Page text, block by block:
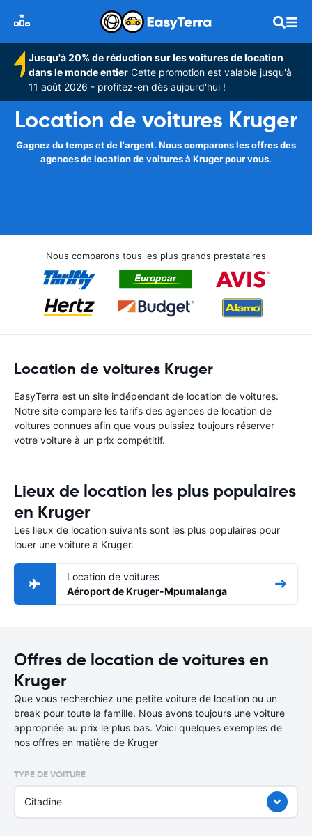
Jusqu'à 20% de réduction sur les voitures de location
dans le monde entier Cette promotion est valable jusqu'à
11 août 2026 - profitez-en dès aujourd'hui !
Location de voitures Kruger
Gagnez du temps et de l'argent. Nous comparons les offres des
agences de location de voitures à Kruger pour vous.
Nous comparons tous les plus grands prestataires
Location de voitures Kruger
EasyTerra est un site indépendant de location de voitures.
Notre site compare les tarifs des agences de location de
voitures connues afin que vous puissiez toujours réserver
votre voiture à un prix compétitif.
Lieux de location les plus populaires
en Kruger
Les lieux de location suivants sont les plus populaires pour
louer une voiture à Kruger.
Location de voitures
Aéroport de Kruger-Mpumalanga
Offres de location de voitures en
Kruger
Que vous recherchiez une petite voiture de location ou un
break pour toute la famille. Nous avons toujours une voiture
appropriée au prix le plus bas. Voici quelques exemples de
nos offres en matière de Kruger
TYPE DE VOITURE
Citadine